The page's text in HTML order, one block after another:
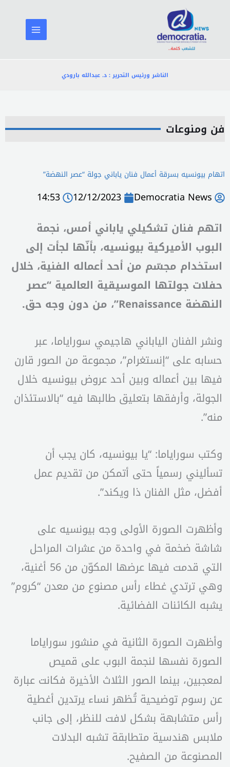
المحتوى
الناشر ورئيس التحرير : د. عبدالله بارودي
فن ومنوعات
اتهام بيونسيه بسرقة أعمال فنان ياباني جولة “عصر النهضة”
Democratia News
12/12/2023
14:53
اتهم فنان تشكيلي ياباني أمس، نجمة
البوب الأميركية بيونسيه، بأنّها لجأت إلى
استخدام مجسّم من أحد أعماله الفنية، خلال
حفلات جولتها الموسيقية العالمية “عصر
النهضة Renaissance”، من دون وجه حق.
ونشر الفنان الياباني هاجيمي سوراياما، عبر
حسابه على “إنستغرام”، مجموعة من الصور قارن
فيها بين أعماله وبين أحد عروض بيونسيه خلال
الجولة، وأرفقها بتعليق طالبها فيه “بالاستئذان
منه”.
وكتب سوراياما: “يا بيونسيه، كان يجب أن
تسأليني رسمياً حتى أتمكن من تقديم عمل
أفضل، مثل الفنان ذا ويكند”.
وأظهرت الصورة الأولى وجه بيونسيه على
شاشة ضخمة في واحدة من عشرات المراحل
التي قدمت فيها عرضها المكوّن من 56 أغنية،
وهي ترتدي غطاء رأس مصنوع من معدن “كروم”
يشبه الكائنات الفضائية.
وأظهرت الصورة الثانية في منشور سوراياما
الصورة نفسها لنجمة البوب ​​على قميص
لمعجبين، بينما الصور الثلاث الأخيرة فكانت عبارة
عن رسوم توضيحية تُظهر نساء يرتدين أغطية
رأس متشابهة بشكل لافت للنظر، إلى جانب
ملابس هندسية متطابقة تشبه البدلات
المصنوعة من الصفيح.